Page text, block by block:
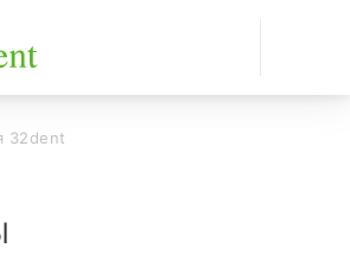
компании
32dent